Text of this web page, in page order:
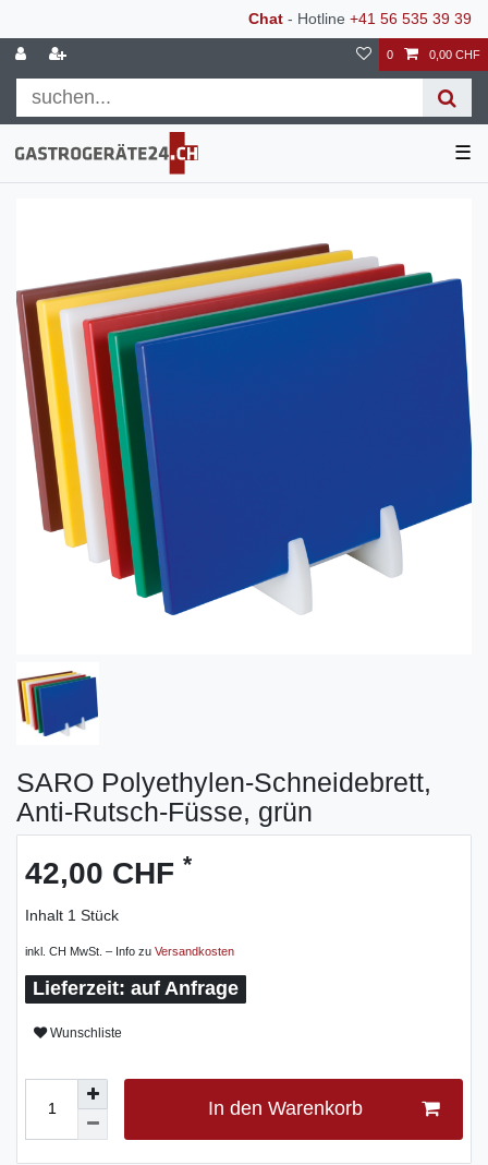
Chat - Hotline +41 56 535 39 39
0 0,00 CHF
☰
SARO Polyethylen-Schneidebrett,
Anti-Rutsch-Füsse, grün
42,00 CHF *
Inhalt 1 Stück
inkl. CH MwSt. – Info zu Versandkosten
auf Anfrage
Wunschliste
In den Warenkorb